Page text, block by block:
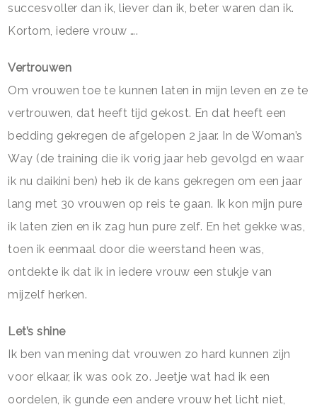
succesvoller dan ik, liever dan ik, beter waren dan ik.
Kortom, iedere vrouw ….
Vertrouwen
Om vrouwen toe te kunnen laten in mijn leven en ze te
vertrouwen, dat heeft tijd gekost. En dat heeft een
bedding gekregen de afgelopen 2 jaar. In de Woman’s
Way (de training die ik vorig jaar heb gevolgd en waar
ik nu daikini ben) heb ik de kans gekregen om een jaar
lang met 30 vrouwen op reis te gaan. Ik kon mijn pure
ik laten zien en ik zag hun pure zelf. En het gekke was,
toen ik eenmaal door die weerstand heen was,
ontdekte ik dat ik in iedere vrouw een stukje van
mijzelf herken.
Let’s shine
Ik ben van mening dat vrouwen zo hard kunnen zijn
voor elkaar, ik was ook zo. Jeetje wat had ik een
oordelen, ik gunde een andere vrouw het licht niet,